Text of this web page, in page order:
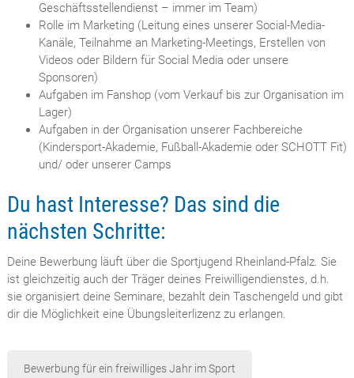
Geschäftsstellendienst – immer im Team)
Rolle im Marketing (Leitung eines unserer Social-Media-
Kanäle, Teilnahme an Marketing-Meetings, Erstellen von
Videos oder Bildern für Social Media oder unsere
Sponsoren)
Aufgaben im Fanshop (vom Verkauf bis zur Organisation im
Lager)
Aufgaben in der Organisation unserer Fachbereiche
(Kindersport-Akademie, Fußball-Akademie oder SCHOTT Fit)
und/ oder unserer Camps
Du hast Interesse? Das sind die
nächsten Schritte:
Deine Bewerbung läuft über die Sportjugend Rheinland-Pfalz. Sie
ist gleichzeitig auch der Träger deines Freiwilligendienstes, d.h.
sie organisiert deine Seminare, bezahlt dein Taschengeld und gibt
dir die Möglichkeit eine Übungsleiterlizenz zu erlangen.
Bewerbung für ein freiwilliges Jahr im Sport